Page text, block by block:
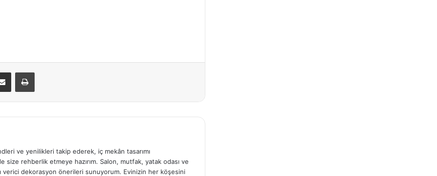
ve yenilikleri takip ederek, iç mekân tasarımı
size rehberlik etmeye hazırım. Salon, mutfak, yatak odası ve
verici dekorasyon önerileri sunuyorum. Evinizin her köşesini